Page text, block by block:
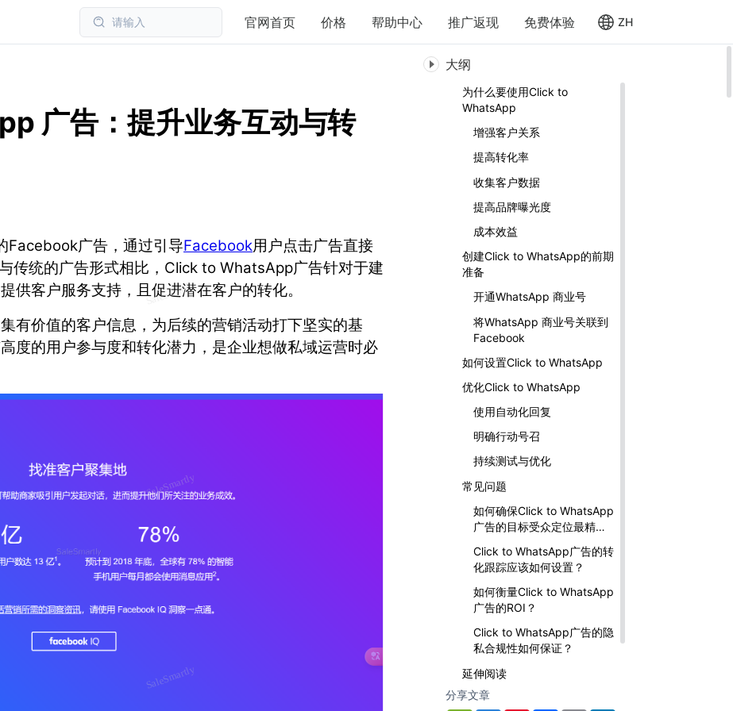
请输入 官网首页 价格 帮助中心 推广返现 免费体验 ZH
广告：提升业务互动与转
Facebook广告，通过引导Facebook用户点击广告直接
传统的广告形式相比，Click to WhatsApp广告针对于建
供客户服务支持，且促进潜在客户的转化。
有价值的客户信息，为后续的营销活动打下坚实的基
度的用户参与度和转化潜力，是企业想做私域运营时必
大纲
为什么要使用Click to
WhatsApp
增强客户关系
提高转化率
收集客户数据
提高品牌曝光度
成本效益
创建Click to WhatsApp的前期
准备
开通WhatsApp 商业号
将WhatsApp 商业号关联到
Facebook
如何设置Click to WhatsApp
优化Click to WhatsApp
使用自动化回复
明确行动号召
持续测试与优化
常见问题
如何确保Click to WhatsApp
广告的目标受众定位最精
Click to WhatsApp广告的转
化跟踪应该如何设置？
如何衡量Click to WhatsApp
广告的ROI？
Click to WhatsApp广告的隐
私合规性如何保证？
延伸阅读
分享文章